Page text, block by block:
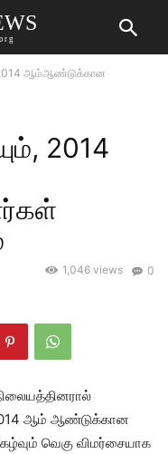
2014 ஆம்ஆண்டுக்கான
2014
0
1,046 views
ஆம் ஆண்டுக்கான
வெகு விமர்சையாக